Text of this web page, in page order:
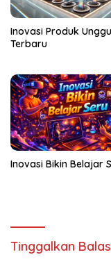
Inovasi Produk
Terbaru
Inovasi Bikin Belajar
Tinggalkan